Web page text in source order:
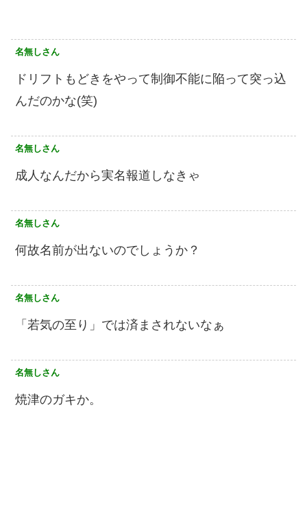
名無しさん
ドリフトもどきをやって制御不能に陥って突っ込
んだのかな(笑)
名無しさん
成人なんだから実名報道しなきゃ
名無しさん
何故名前が出ないのでしょうか？
名無しさん
「若気の至り」では済まされないなぁ
名無しさん
焼津のガキか。